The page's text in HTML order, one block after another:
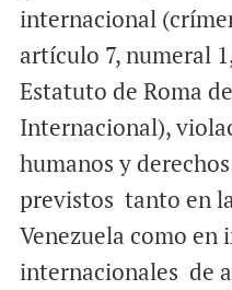
internacional
artículo 7, numeral
Estatuto de Roma
Internacional),
humanos y
previstos tanto en
Venezuela como en
internacionales de